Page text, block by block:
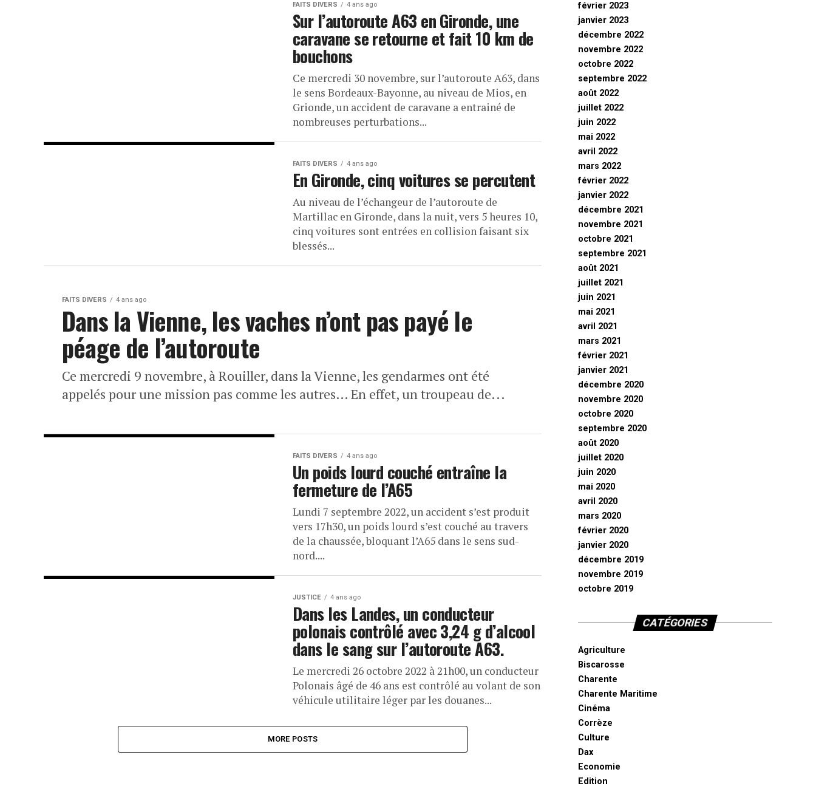
FAITS DIVERS 4 ans ago
Sur l’autoroute A63 en Gironde, une
caravane se retourne et fait 10 km de
bouchons
Ce mercredi 30 novembre, sur l’autoroute A63, dans
le sens Bordeaux-Bayonne, au niveau de Mios, en
Grionde, un accident de caravane a entrainé de
nombreuses perturbations...
FAITS DIVERS 4 ans ago
En Gironde, cinq voitures se percutent
Au niveau de l’échangeur de l’autoroute de
Martillac en Gironde, dans la nuit, vers 5 heures 10,
cinq voitures sont entrées en collision faisant six
blessés...
FAITS DIVERS 4 ans ago
Dans la Vienne, les vaches n’ont pas payé le
péage de l’autoroute
Ce mercredi 9 novembre, à Rouiller, dans la Vienne, les gendarmes ont été
appelés pour une mission pas comme les autres… En effet, un troupeau de...
FAITS DIVERS 4 ans ago
Un poids lourd couché entraîne la
fermeture de l’A65
Lundi 7 septembre 2022, un accident s’est produit
vers 17h30, un poids lourd s’est couché au travers
de la chaussée, bloquant l’A65 dans le sens sud-
nord....
JUSTICE 4 ans ago
Dans les Landes, un conducteur
polonais contrôlé avec 3,24 g d’alcool
dans le sang sur l’autoroute A63.
Le mercredi 26 octobre 2022 à 21h00, un conducteur
Polonais âgé de 46 ans est contrôlé au volant de son
véhicule utilitaire léger par les douanes...
MORE POSTS
février 2023
janvier 2023
décembre 2022
novembre 2022
octobre 2022
septembre 2022
août 2022
juillet 2022
juin 2022
mai 2022
avril 2022
mars 2022
février 2022
janvier 2022
décembre 2021
novembre 2021
octobre 2021
septembre 2021
août 2021
juillet 2021
juin 2021
mai 2021
avril 2021
mars 2021
février 2021
janvier 2021
décembre 2020
novembre 2020
octobre 2020
septembre 2020
août 2020
juillet 2020
juin 2020
mai 2020
avril 2020
mars 2020
février 2020
janvier 2020
décembre 2019
novembre 2019
octobre 2019
CATÉGORIES
Agriculture
Biscarosse
Charente
Charente Maritime
Cinéma
Corrèze
Culture
Dax
Economie
Edition